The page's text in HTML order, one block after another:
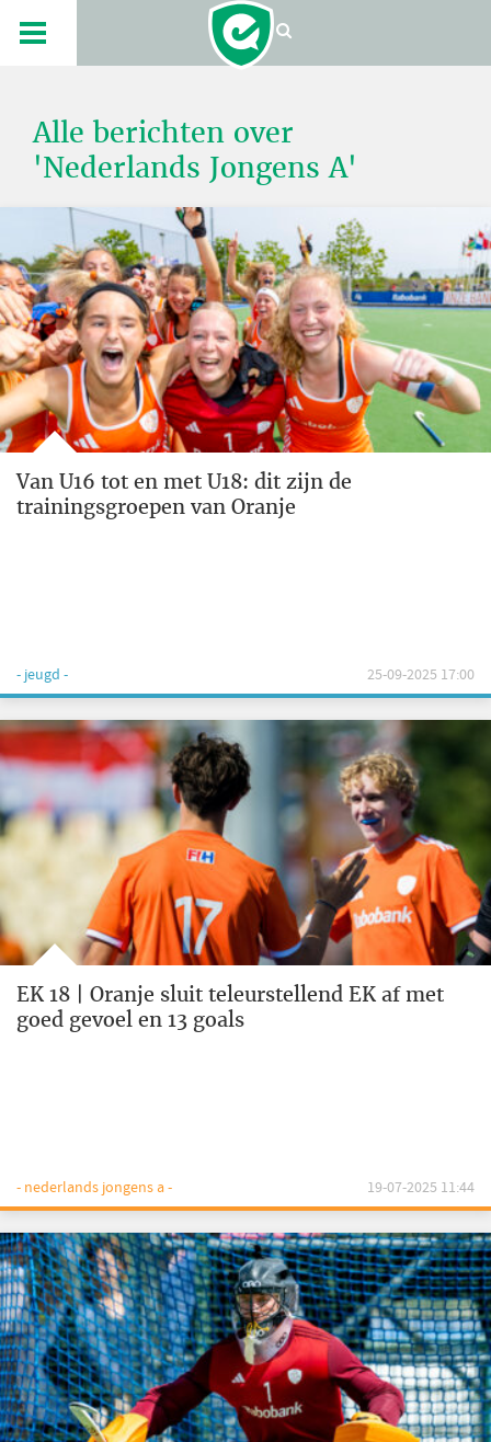
Alle berichten over
'Nederlands Jongens A'
Van U16 tot en met U18: dit zijn de
trainingsgroepen van Oranje
- jeugd - 25-09-2025 17:00
EK 18 | Oranje sluit teleurstellend EK af met
goed gevoel en 13 goals
- nederlands jongens a - 19-07-2025 11:44